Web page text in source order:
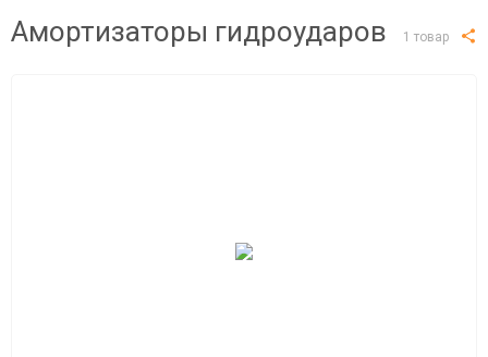
Амортизаторы гидроударов 1 товар